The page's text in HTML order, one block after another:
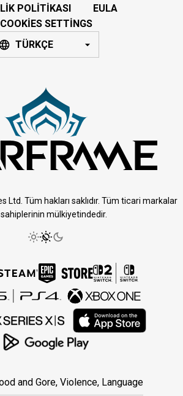
POLITIKASI
EULA
COOKIES SETTINGS
TÜRKÇE
Ltd. Tüm hakları saklıdır. Tüm ticari markalar
mülkiyetindedir.
and Gore, Violence, Language